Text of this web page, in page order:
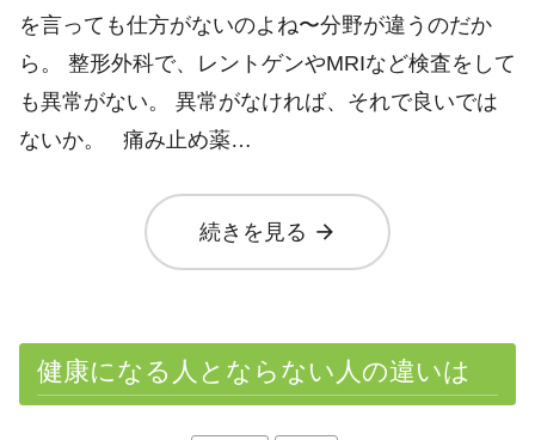
を言っても仕方がないのよね〜分野が違うのだか
ら。 整形外科で、レントゲンやMRIなど検査をして
も異常がない。 異常がなければ、それで良いでは
ないか。 痛み止め薬…
続きを見る arrow_forward
健康になる人とならない人の違いは